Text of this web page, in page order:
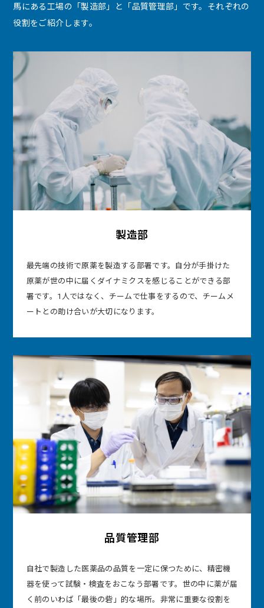
馬にある工場の「製造部」と「品質管理部」です。それぞれの
役割をご紹介します。
製造部
最先端の技術で原薬を製造する部署です。自分が手掛けた
原薬が世の中に届くダイナミクスを感じることができる部
署です。1人ではなく、チームで仕事をするので、チームメ
ートとの助け合いが大切になります。
品質管理部
自社で製造した医薬品の品質を一定に保つために、精密機
器を使って試験・検査をおこなう部署です。世の中に薬が届
く前のいわば「最後の砦」的な場所。非常に重要な役割を